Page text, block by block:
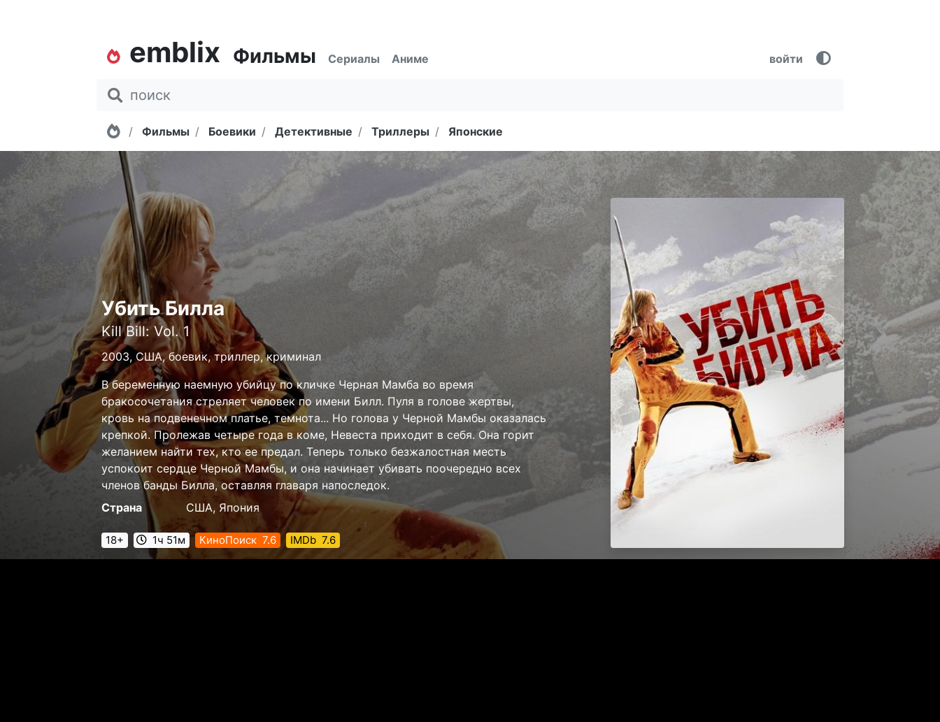
emblix Фильмы Сериалы Аниме войти
Главная
Фильмы Боевики Детективные Триллеры Японские
Убить Билла
Kill Bill: Vol. 1
2003, США, боевик, триллер, криминал
В беременную наемную убийцу по кличке Черная Мамба во время
бракосочетания стреляет человек по имени Билл. Пуля в голове жертвы,
кровь на подвенечном платье, темнота... Но голова у Черной Мамбы оказалась
крепкой. Пролежав четыре года в коме, Невеста приходит в себя. Она горит
желанием найти тех, кто ее предал. Теперь только безжалостная месть
успокоит сердце Черной Мамбы, и она начинает убивать поочередно всех
членов банды Билла, оставляя главаря напоследок.
Страна
США, Япония
18+ 1ч 51м КиноПоиск 7.6 IMDb 7.6